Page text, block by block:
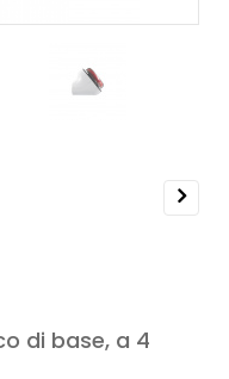
di base, a 4